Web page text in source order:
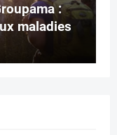
:
maladies